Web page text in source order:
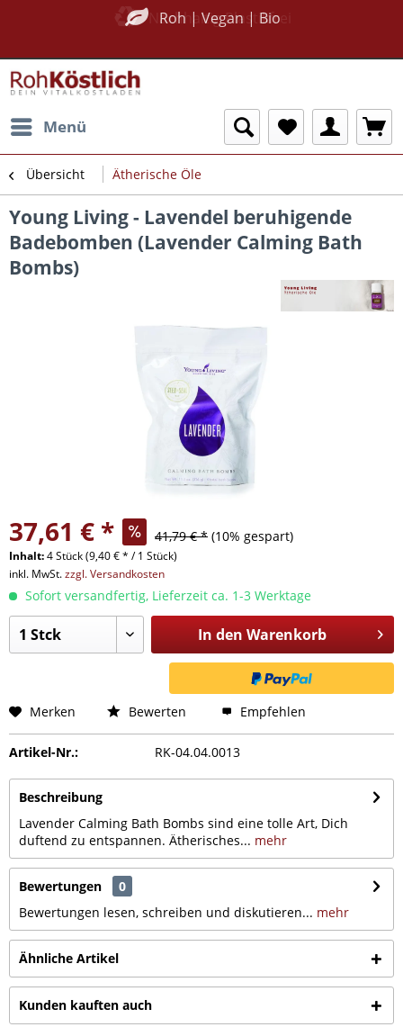
Roh | Vegan | Bio
Nachhaltig Plastikfrei
Menü
Übersicht Ätherische Öle
Young Living - Lavendel beruhigende
Badebomben (Lavender Calming Bath
Bombs)
37,61 € * 41,79 € * (10% gespart)
Inhalt:4 Stück (9,40 € * / 1 Stück)
inkl. MwSt.zzgl. Versandkosten
Sofort versandfertig, Lieferzeit ca. 1-3 Werktage
In den Warenkorb
Merken Bewerten Empfehlen
Artikel-Nr.: RK-04.04.0013
Beschreibung
Lavender Calming Bath Bombs sind eine tolle Art, Dich
duftend zu entspannen. Ätherisches... mehr
Bewertungen
0
Bewertungen lesen, schreiben und diskutieren... mehr
Ähnliche Artikel
Kunden kauften auch